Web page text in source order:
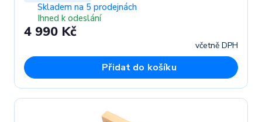
Skladem na 5 prodejnách
Ihned k odeslání
4 990 Kč
včetně DPH
Přidat do košíku